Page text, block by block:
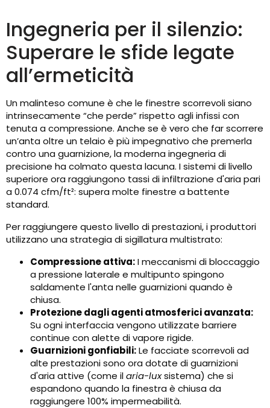
Ingegneria per il silenzio:
Superare le sfide legate
all’ermeticità
Un malinteso comune è che le finestre scorrevoli siano
intrinsecamente “che perde” rispetto agli infissi con
tenuta a compressione. Anche se è vero che far scorrere
un’anta oltre un telaio è più impegnativo che premerla
contro una guarnizione, la moderna ingegneria di
precisione ha colmato questa lacuna. I sistemi di livello
superiore ora raggiungono tassi di infiltrazione d'aria pari
a 0.074 cfm/ft²: supera molte finestre a battente
standard.
Per raggiungere questo livello di prestazioni, i produttori
utilizzano una strategia di sigillatura multistrato:
Compressione attiva:I meccanismi di bloccaggio
a pressione laterale e multipunto spingono
saldamente l'anta nelle guarnizioni quando è
chiusa.
Protezione dagli agenti atmosferici avanzata:
Su ogni interfaccia vengono utilizzate barriere
continue con alette di vapore rigide.
Guarnizioni gonfiabili:Le facciate scorrevoli ad
alte prestazioni sono ora dotate di guarnizioni
d'aria attive (come ilaria-luxsistema) che si
espandono quando la finestra è chiusa da
raggiungere 100% impermeabilità.